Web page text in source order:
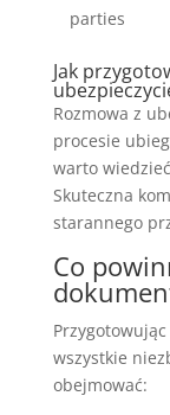
parties
Jak
Rozmowa z
procesie
warto
Skuteczna
starannego
Co
wszystkie
obejmować: